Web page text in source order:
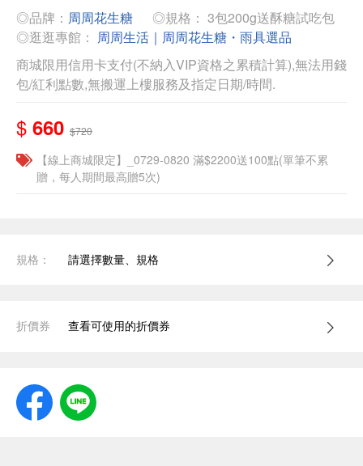
◎品牌： 周周花生糖
◎規格： 3包200g送酥糖試吃包
◎逛逛專館： 周周生活｜周周花生糖・雨具選品
商城限用信用卡支付(不納入VIP資格之累積計算),無法用錢
包/紅利點數,無搬運上樓服務及指定日期/時間.
$ 660 $720
【線上商城限定】_0729-0820 滿$2200送100點(單筆不累
贈，每人期間最高贈5次)
規格： 請選擇數量、規格
折價券 查看可使用的折價券